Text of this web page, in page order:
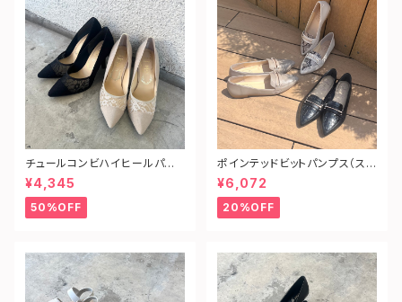
チュールコンビハイヒールパン
プス
¥4,345
50%OFF
ポインテッドビットパンプス（ス
ネーク型押し）
¥6,072
20%OFF